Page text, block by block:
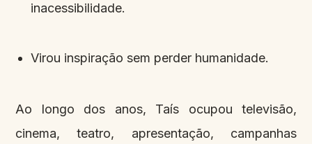
inacessibilidade.
Virou inspiração sem perder humanidade.
Ao longo dos anos, Taís ocupou televisão,
cinema, teatro, apresentação, campanhas